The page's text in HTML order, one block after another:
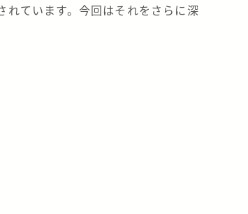
ています。今回はそれをさらに深